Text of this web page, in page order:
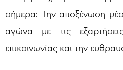
σήμερα: Την αποξένωση
αγώνα με τις
επικοινωνίας και την